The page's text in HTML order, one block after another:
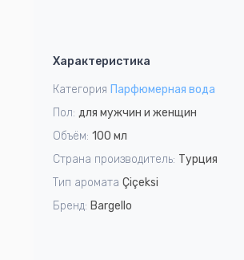
8
Характеристика
Категория Парфюмерная вода
Пол: для мужчин и женщин
Объём: 100 мл
Страна производитель: Турция
Тип аромата Çiçeksi
Бренд: Bargello